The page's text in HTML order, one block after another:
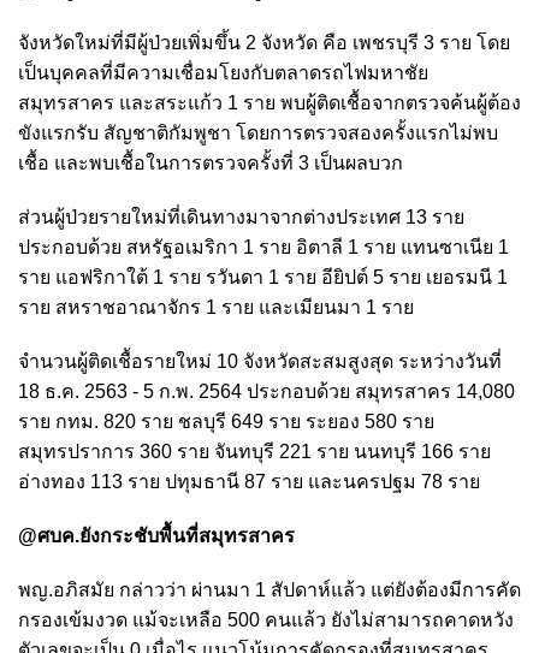
จังหวัดใหม่ที่มีผู้ป่วยเพิ่มขึ้น 2 จังหวัด คือ เพชรบุรี 3 ราย โดย
เป็นบุคคลที่มีความเชื่อมโยงกับตลาดรถไฟมหาชัย
สมุทรสาคร และสระแก้ว 1 ราย พบผู้ติดเชื้อจากตรวจค้นผู้ต้อง
ขังแรกรับ สัญชาติกัมพูชา โดยการตรวจสองครั้งแรกไม่พบ
เชื้อ และพบเชื้อในการตรวจครั้งที่ 3 เป็นผลบวก
ส่วนผู้ป่วยรายใหม่ที่เดินทางมาจากต่างประเทศ 13 ราย
ประกอบด้วย สหรัฐอเมริกา 1 ราย อิตาลี 1 ราย แทนซาเนีย 1
ราย แอฟริกาใต้ 1 ราย รวันดา 1 ราย อียิปต์ 5 ราย เยอรมนี 1
ราย สหราชอาณาจักร 1 ราย และเมียนมา 1 ราย
จำนวนผู้ติดเชื้อรายใหม่ 10 จังหวัดสะสมสูงสุด ระหว่างวันที่
18 ธ.ค. 2563 - 5 ก.พ. 2564 ประกอบด้วย สมุทรสาคร 14,080
ราย กทม. 820 ราย ชลบุรี 649 ราย ระยอง 580 ราย
สมุทรปราการ 360 ราย จันทบุรี 221 ราย นนทบุรี 166 ราย
อ่างทอง 113 ราย ปทุมธานี 87 ราย และนครปฐม 78 ราย
@ศบค.ยังกระชับพื้นที่สมุทรสาคร
พญ.อภิสมัย กล่าวว่า ผ่านมา 1 สัปดาห์แล้ว แต่ยังต้องมีการคัด
กรองเข้มงวด แม้จะเหลือ 500 คนแล้ว ยังไม่สามารถคาดหวัง